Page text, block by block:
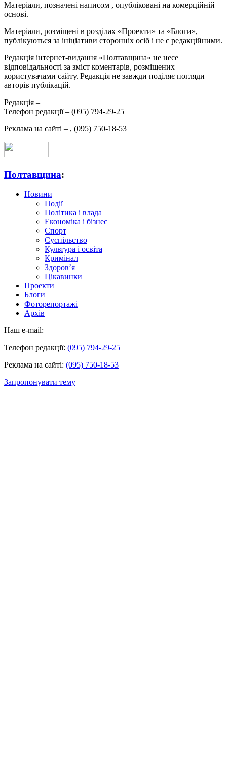
Матеріали, позначені написом , опубліковані на комерційній
основі.
Матеріали, розміщені в розділах «Проекти» та «Блоги»,
публікуються за ініціативи сторонніх осіб і не є редакційними.
Редакція інтернет-видання «Полтавщина» не несе
відповідальності за зміст коментарів, розміщених
користувачами сайту. Редакція не завжди поділяє погляди
авторів публікацій.
Редакція –
Телефон редакції – (095) 794-29-25
Реклама на сайті – , (095) 750-18-53
Полтавщина:
Новини
Події
Політика і влада
Економіка і бізнес
Спорт
Суспільство
Культура і освіта
Кримінал
Здоров’я
Цікавинки
Проекти
Блоги
Фоторепортажі
Архів
Наш e-mail:
Телефон редакції: (095) 794-29-25
Реклама на сайті: (095) 750-18-53
Запропонувати тему